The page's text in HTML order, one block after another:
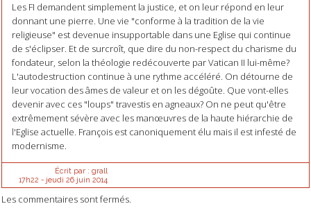
Les FI demandent simplement la justice, et on leur répond en leur
donnant une pierre. Une vie "conforme à la tradition de la vie
religieuse" est devenue insupportable dans une Eglise qui continue
de s'éclipser. Et de surcroît, que dire du non-respect du charisme du
fondateur, selon la théologie redécouverte par Vatican II lui-même?
L'autodestruction continue à une rythme accéléré. On détourne de
leur vocation des âmes de valeur et on les dégoûte. Que vont-elles
devenir avec ces "loups" travestis en agneaux? On ne peut qu'être
extrêmement sévère avec les manœuvres de la haute hiérarchie de
l'Eglise actuelle. François est canoniquement élu mais il est infesté de
modernisme.
Écrit par : grall
17h22 - jeudi 26 juin 2014
Les commentaires sont fermés.